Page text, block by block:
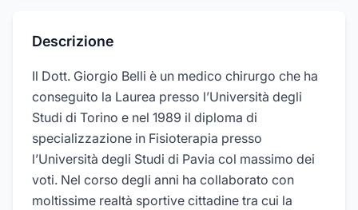
Descrizione
Il Dott. Giorgio Belli è un medico chirurgo che ha
conseguito la Laurea presso l’Università degli
Studi di Torino e nel 1989 il diploma di
specializzazione in Fisioterapia presso
l’Università degli Studi di Pavia col massimo dei
voti. Nel corso degli anni ha collaborato con
moltissime realtà sportive cittadine tra cui la